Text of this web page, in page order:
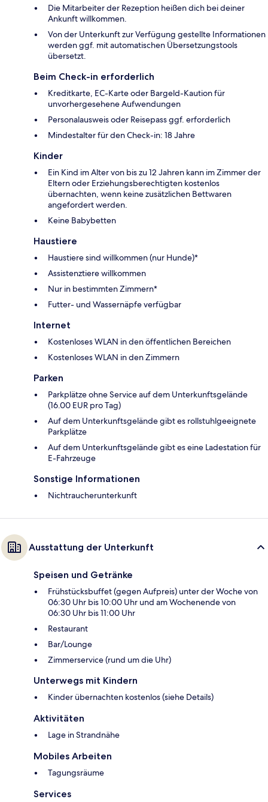
Die Mitarbeiter der Rezeption heißen dich bei deiner
Ankunft willkommen.
Von der Unterkunft zur Verfügung gestellte Informationen
werden ggf. mit automatischen Übersetzungstools
übersetzt.
Beim Check-in erforderlich
Kreditkarte, EC-Karte oder Bargeld-Kaution für
unvorhergesehene Aufwendungen
Personalausweis oder Reisepass ggf. erforderlich
Mindestalter für den Check-in: 18 Jahre
Kinder
Ein Kind im Alter von bis zu 12 Jahren kann im Zimmer der
Eltern oder Erziehungsberechtigten kostenlos
übernachten, wenn keine zusätzlichen Bettwaren
angefordert werden.
Keine Babybetten
Haustiere
Haustiere sind willkommen (nur Hunde)*
Assistenztiere willkommen
Nur in bestimmten Zimmern*
Futter- und Wassernäpfe verfügbar
Internet
Kostenloses WLAN in den öffentlichen Bereichen
Kostenloses WLAN in den Zimmern
Parken
Parkplätze ohne Service auf dem Unterkunftsgelände
(16.00 EUR pro Tag)
Auf dem Unterkunftsgelände gibt es rollstuhlgeeignete
Parkplätze
Auf dem Unterkunftsgelände gibt es eine Ladestation für
E-Fahrzeuge
Sonstige Informationen
Nichtraucherunterkunft
Ausstattung der Unterkunft
Speisen und Getränke
Frühstücksbuffet (gegen Aufpreis) unter der Woche von
06:30 Uhr bis 10:00 Uhr und am Wochenende von
06:30 Uhr bis 11:00 Uhr
Restaurant
Bar/Lounge
Zimmerservice (rund um die Uhr)
Unterwegs mit Kindern
Kinder übernachten kostenlos (siehe Details)
Aktivitäten
Lage in Strandnähe
Mobiles Arbeiten
Tagungsräume
Services